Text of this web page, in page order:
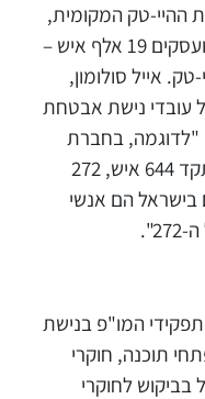
ההיי-טק המקומית,
בנישת אבטחת הסייבר המקומית מועסקים 19 אלף איש –
טק. אייל סולומון,
עובדי נישת אבטחת
"לדוגמה, בחברת
סייברארק (CyberArk) הועסקו אשתקד 644 איש, 272
176 מהעובדים בישראל הם אנשי
המו"פ בנישת
תוכנה, חוקרי
בביקוש לחוקרי